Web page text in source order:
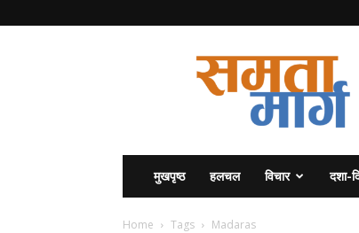
मुखपृष्ठ हलचल विचार दशा-
Home Tags Madaras